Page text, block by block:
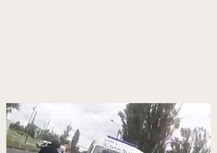
Відеопрогравач